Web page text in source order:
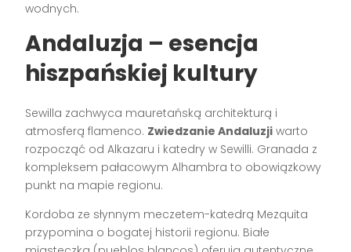
wodnych.
Andaluzja – esencja
hiszpańskiej kultury
Sewilla zachwyca mauretańską architekturą i
atmosferą flamenco. Zwiedzanie Andaluzji warto
rozpocząć od Alkazaru i katedry w Sewilli. Granada z
kompleksem pałacowym Alhambra to obowiązkowy
punkt na mapie regionu.
Kordoba ze słynnym meczetem-katedrą Mezquita
przypomina o bogatej historii regionu. Białe